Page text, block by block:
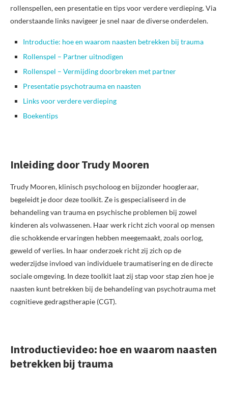
rollenspellen, een presentatie en tips voor verdere verdieping. Via
onderstaande links navigeer je snel naar de diverse onderdelen.
Introductie: hoe en waarom naasten betrekken bij trauma
Rollenspel – Partner uitnodigen
Rollenspel – Vermijding doorbreken met partner
Presentatie psychotrauma en naasten
Links voor verdere verdieping
Boekentips
Inleiding door Trudy Mooren
Trudy Mooren, klinisch psycholoog en bijzonder hoogleraar,
begeleidt je door deze toolkit. Ze is gespecialiseerd in de
behandeling van trauma en psychische problemen bij zowel
kinderen als volwassenen. Haar werk richt zich vooral op mensen
die schokkende ervaringen hebben meegemaakt, zoals oorlog,
geweld of verlies. In haar onderzoek richt zij zich op de
wederzijdse invloed van individuele traumatisering en de directe
sociale omgeving. In deze toolkit laat zij stap voor stap zien hoe je
naasten kunt betrekken bij de behandeling van psychotrauma met
cognitieve gedragstherapie (CGT).
Introductievideo: hoe en waarom naasten
betrekken bij trauma